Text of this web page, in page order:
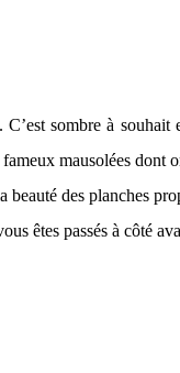
sombre à
mausolées dont
des planches
êtes passés à côté